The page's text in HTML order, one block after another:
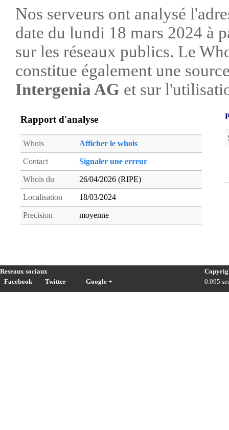
Nos serveurs ont analysé
date du lundi 18 mars 2024 à
sur les réseaux publics. Le
constitue également une
Intergenia AG et sur
Rapport d'analyse
Whois Afficher le whois
Contact Signaler une erreur
Whois du 26/04/2026 (RIPE)
Localisation 18/03/2024
Precision moyenne
Reseaux sociaux
Facebook
Twitter Google +
0.095